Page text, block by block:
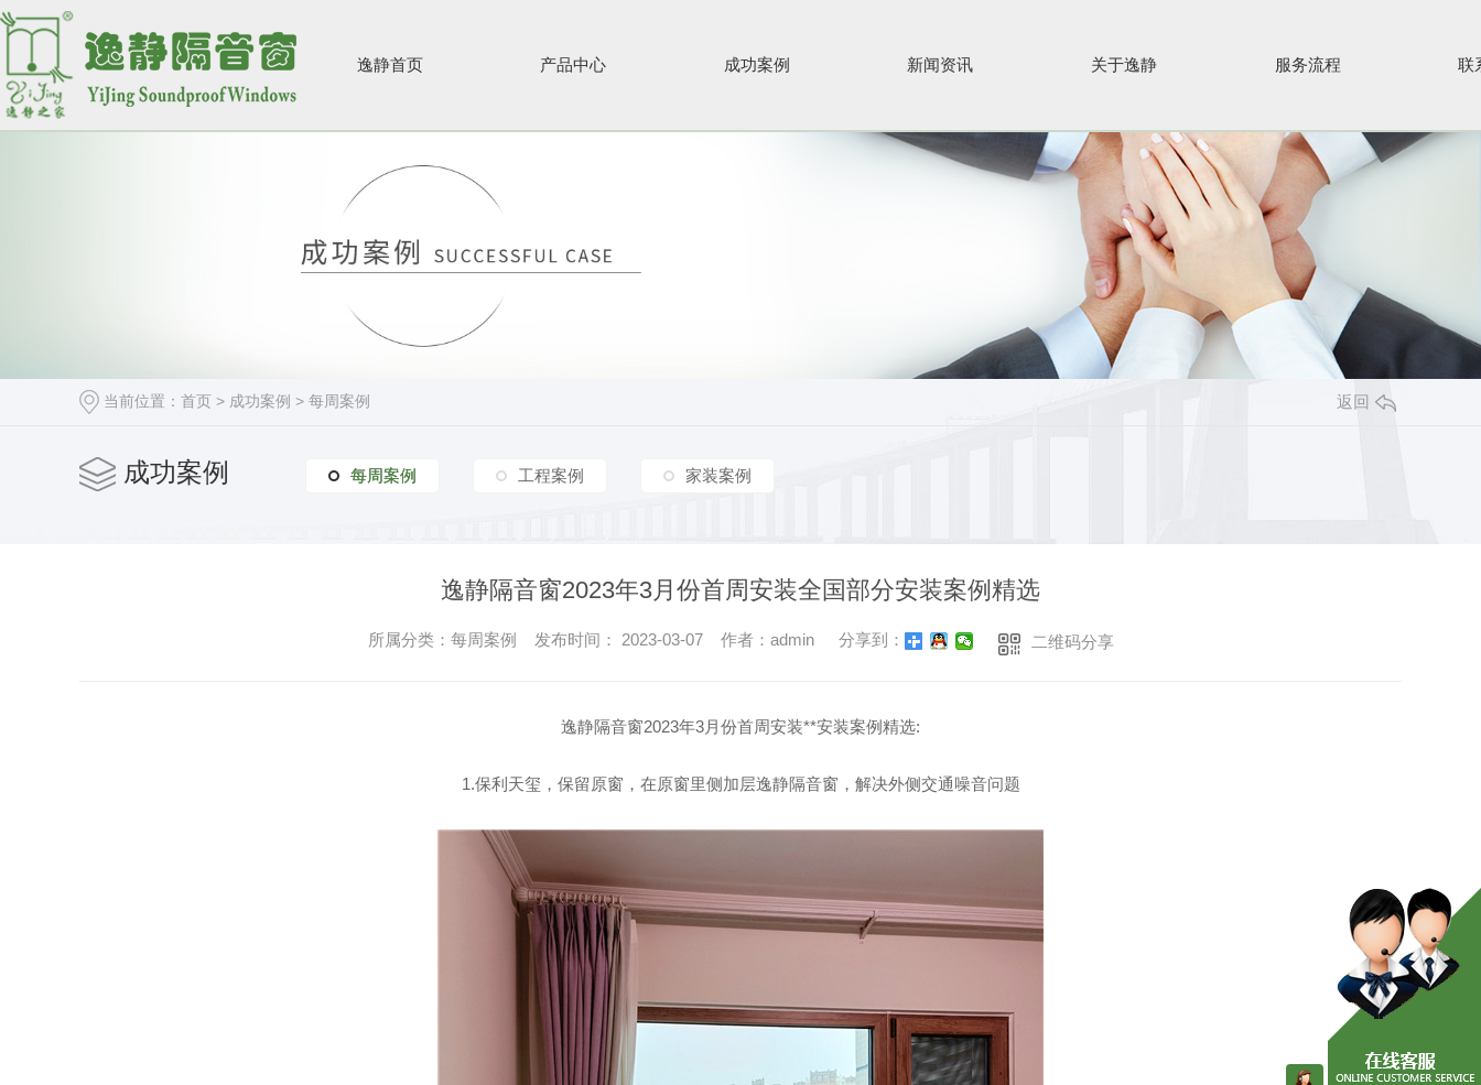
逸静首页 产品中心 成功案例 新闻资讯 关于逸静 服务流程 联
当前位置： 首页 > 成功案例 > 每周案例 返回
成功案例 每周案例
每周案例 工程案例 家装案例
逸静隔音窗2023年3月份首周安装全国部分安装案例精选
所属分类：每周案例 发布时间： 2023-03-07 作者：admin 分享到： 二维码分享
逸静隔音窗2023年3月份首周安装**安装案例精选:
1.保利天玺，保留原窗，在原窗里侧加层逸静隔音窗，解决外侧交通噪音问题